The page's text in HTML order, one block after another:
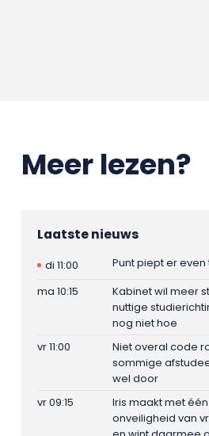
Meer lezen?
Laatste nieuws
di 11:00
Punt piept er even
ma 10:15
Kabinet wil meer
nuttige
nog niet hoe
vr 11:00
Niet overal code
sommige
wel door
vr 09:15
Iris maakt met
onveiligheid van